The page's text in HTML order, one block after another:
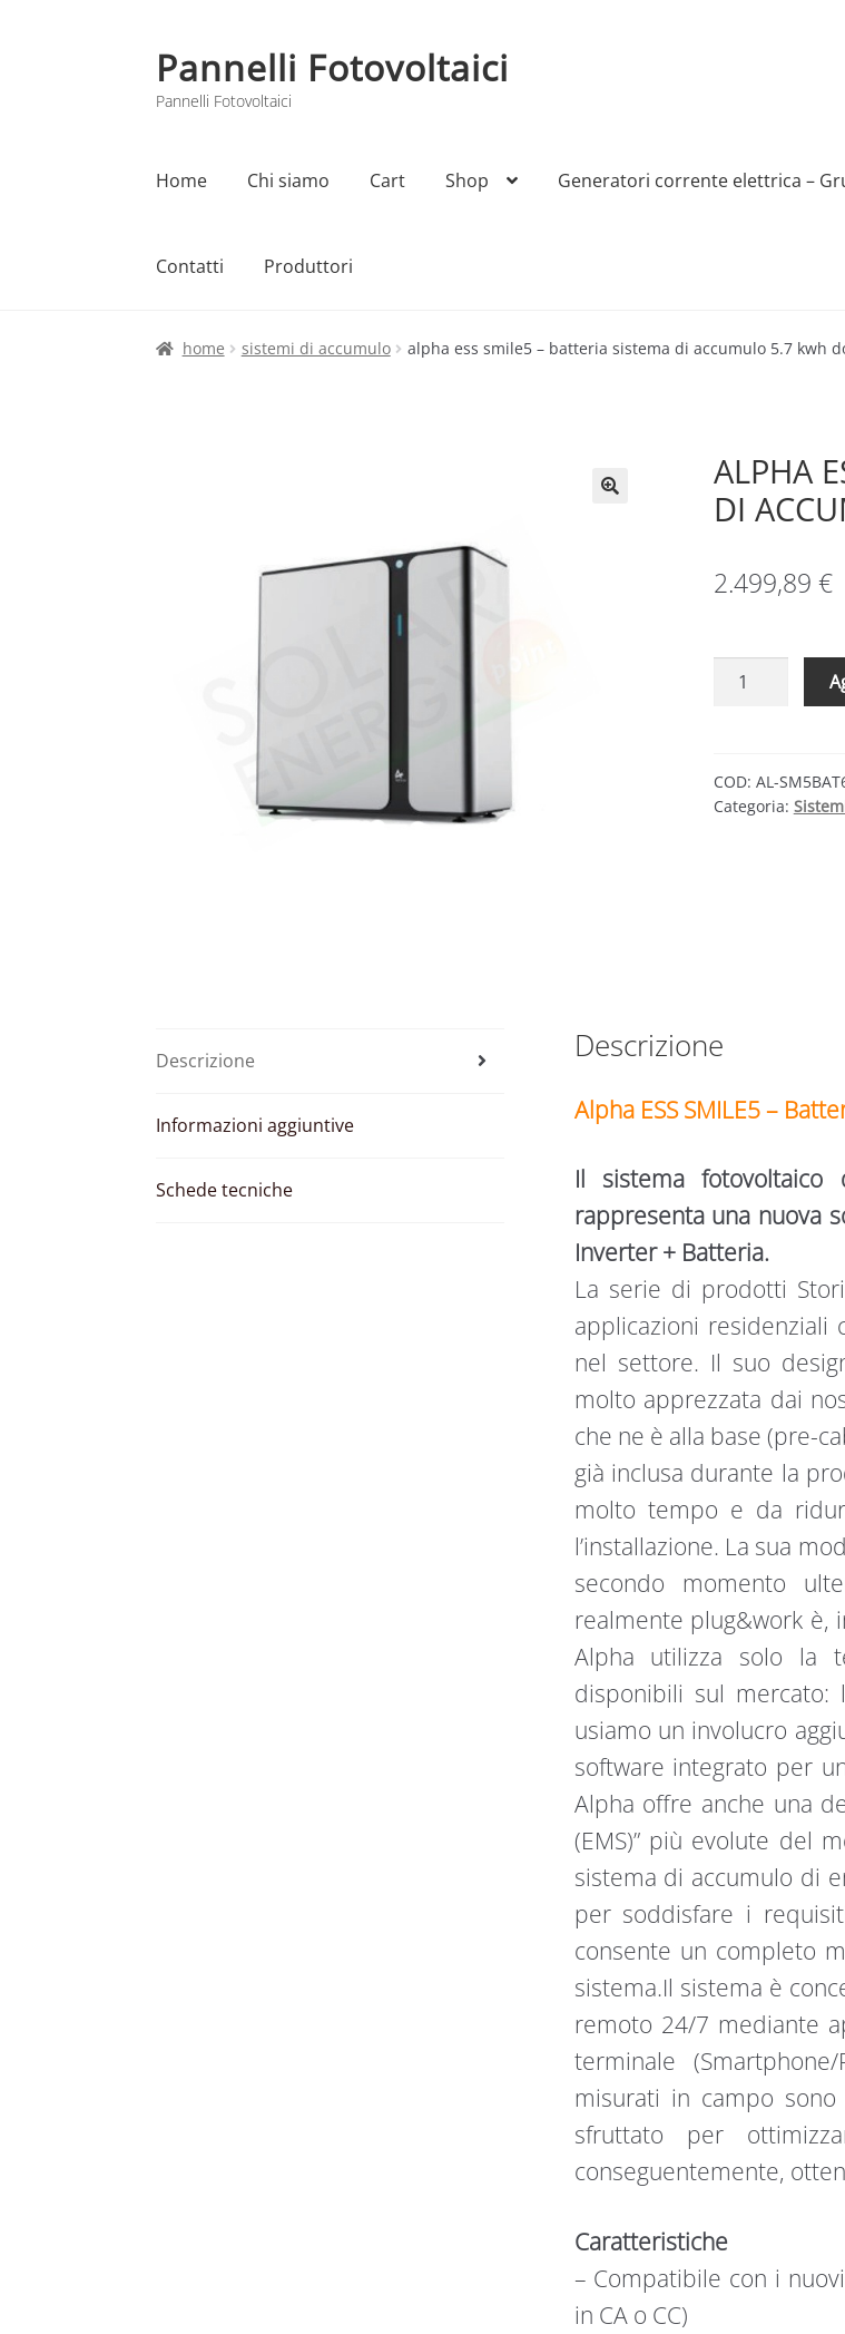
Vai
alla
navigazione
Vai
al
contenuto
Pannelli Fotovoltaici
Pannelli Fotovoltaici
Home Chi siamo Cart Shop Generatori corrente elettrica –
Contatti Produttori
Home Cart Checkout Chi siamo Contatti My account Produttori Sample Page Shop
home sistemi di accumulo alpha ess smile5 – batteria sistema di accumulo 5.7 kwh
ALPHA
DI
2.499,89 €
ALPHA
BATTERIA
SISTEMA
COD: AL-
Categoria:
Descrizione
Informazioni aggiuntive
Schede tecniche
Descrizione
Alpha ESS SMILE5 –
Il sistema fotovoltaico
rappresenta una nuova
Inverter + Batteria.
La serie di prodotti
applicazioni residenziali
nel settore. Il suo
molto apprezzata dai
che ne è alla base (pre-
già inclusa durante la
molto tempo e da
l’installazione. La sua
secondo momento
realmente plug&work è,
Alpha utilizza solo la
disponibili sul mercato:
usiamo un involucro
software integrato per
Alpha offre anche una
(EMS)” più evolute del
sistema di accumulo di
per soddisfare i
consente un completo
sistema.Il sistema è
remoto 24/7 mediante
terminale
misurati in campo
sfruttato per
conseguentemente,
Caratteristiche
– Compatibile con i
in CA o CC)